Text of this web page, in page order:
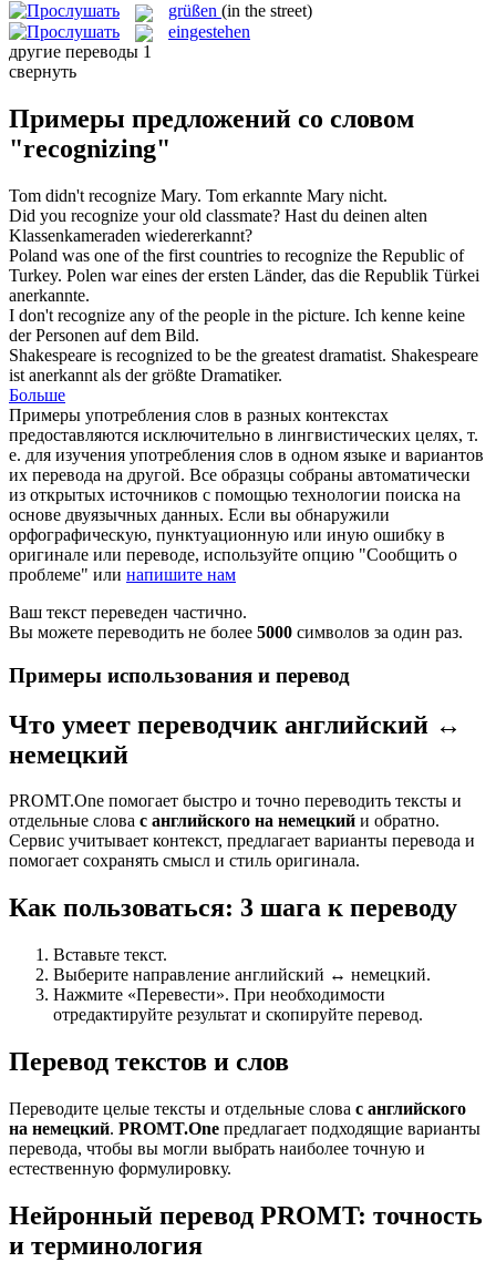
grüßen (in the street)
eingestehen
другие переводы 1
свернуть
Примеры предложений со словом
"recognizing"
Tom didn't recognize Mary. Tom erkannte Mary nicht.
Did you recognize your old classmate? Hast du deinen alten
Klassenkameraden wiedererkannt?
Poland was one of the first countries to recognize the Republic of
Turkey. Polen war eines der ersten Länder, das die Republik Türkei
anerkannte.
I don't recognize any of the people in the picture. Ich kenne keine
der Personen auf dem Bild.
Shakespeare is recognized to be the greatest dramatist. Shakespeare
ist anerkannt als der größte Dramatiker.
Больше
Примеры употребления слов в разных контекстах
предоставляются исключительно в лингвистических целях, т.
е. для изучения употребления слов в одном языке и вариантов
их перевода на другой. Все образцы собраны автоматически
из открытых источников с помощью технологии поиска на
основе двуязычных данных. Если вы обнаружили
орфографическую, пунктуационную или иную ошибку в
оригинале или переводе, используйте опцию "Сообщить о
проблеме" или напишите нам
Ваш текст переведен частично.
Вы можете переводить не более 5000 символов за один раз.
Примеры использования и перевод
Что умеет переводчик английский ↔
немецкий
PROMT.One помогает быстро и точно переводить тексты и
отдельные слова с английского на немецкий и обратно.
Сервис учитывает контекст, предлагает варианты перевода и
помогает сохранять смысл и стиль оригинала.
Как пользоваться: 3 шага к переводу
Вставьте текст.
Выберите направление английский ↔ немецкий.
Нажмите «Перевести». При необходимости
отредактируйте результат и скопируйте перевод.
Перевод текстов и слов
Переводите целые тексты и отдельные слова с английского
на немецкий. PROMT.One предлагает подходящие варианты
перевода, чтобы вы могли выбрать наиболее точную и
естественную формулировку.
Нейронный перевод PROMT: точность
и терминология